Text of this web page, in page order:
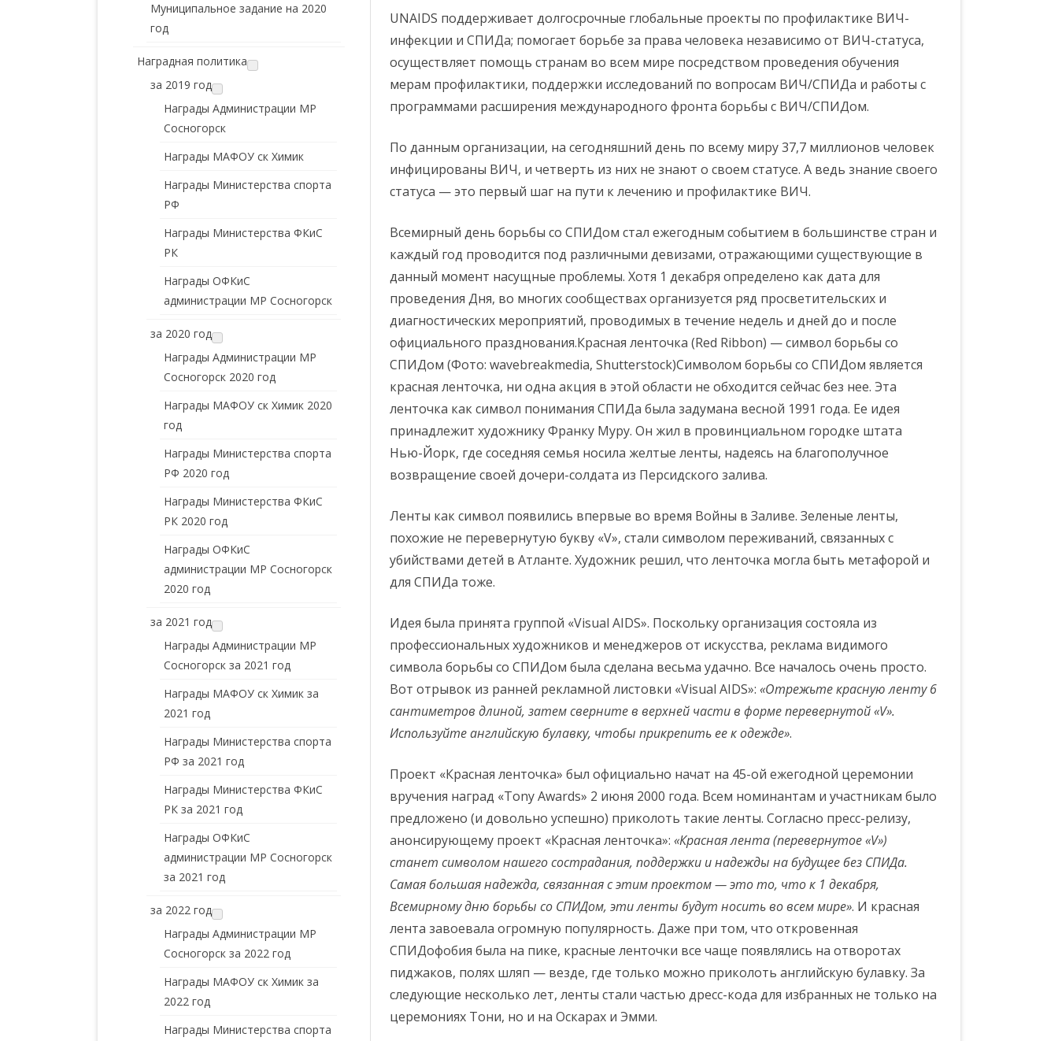
UNAIDS поддерживает долгосрочные глобальные проекты по профилактике ВИЧ-
инфекции и СПИДа; помогает борьбе за права человека независимо от ВИЧ-статуса,
осуществляет помощь странам во всем мире посредством проведения обучения
мерам профилактики, поддержки исследований по вопросам ВИЧ/СПИДа и работы с
программами расширения международного фронта борьбы с ВИЧ/СПИДом.
По данным организации, на сегодняшний день по всему миру 37,7 миллионов человек
инфицированы ВИЧ, и четверть из них не знают о своем статусе. А ведь знание своего
статуса — это первый шаг на пути к лечению и профилактике ВИЧ.
Всемирный день борьбы со СПИДом стал ежегодным событием в большинстве стран и
каждый год проводится под различными девизами, отражающими существующие в
данный момент насущные проблемы. Хотя 1 декабря определено как дата для
проведения Дня, во многих сообществах организуется ряд просветительских и
диагностических мероприятий, проводимых в течение недель и дней до и после
официального празднования.Красная ленточка (Red Ribbon) — символ борьбы со
СПИДом (Фото: wavebreakmedia, Shutterstock)Символом борьбы со СПИДом является
красная ленточка, ни одна акция в этой области не обходится сейчас без нее. Эта
ленточка как символ понимания СПИДа была задумана весной 1991 года. Ее идея
принадлежит художнику Франку Муру. Он жил в провинциальном городке штата
Нью-Йорк, где соседняя семья носила желтые ленты, надеясь на благополучное
возвращение своей дочери-солдата из Персидского залива.
Ленты как символ появились впервые во время Войны в Заливе. Зеленые ленты,
похожие не перевернутую букву «V», стали символом переживаний, связанных с
убийствами детей в Атланте. Художник решил, что ленточка могла быть метафорой и
для СПИДа тоже.
Идея была принята группой «Visual AIDS». Поскольку организация состояла из
профессиональных художников и менеджеров от искусства, реклама видимого
символа борьбы со СПИДом была сделана весьма удачно. Все началось очень просто.
Вот отрывок из ранней рекламной листовки «Visual AIDS»:«Отрежьте красную ленту 6
сантиметров длиной, затем сверните в верхней части в форме перевернутой «V».
Используйте английскую булавку, чтобы прикрепить ее к одежде».
Проект «Красная ленточка» был официально начат на 45-ой ежегодной церемонии
вручения наград «Tony Awards» 2 июня 2000 года. Всем номинантам и участникам было
предложено (и довольно успешно) приколоть такие ленты. Согласно пресс-релизу,
анонсирующему проект «Красная ленточка»:«Красная лента (перевернутое «V»)
станет символом нашего сострадания, поддержки и надежды на будущее без СПИДа.
Самая большая надежда, связанная с этим проектом — это то, что к 1 декабря,
Всемирному дню борьбы со СПИДом, эти ленты будут носить во всем мире». И красная
лента завоевала огромную популярность. Даже при том, что откровенная
СПИДофобия была на пике, красные ленточки все чаще появлялись на отворотах
пиджаков, полях шляп — везде, где только можно приколоть английскую булавку. За
следующие несколько лет, ленты стали частью дресс-кода для избранных не только на
церемониях Тони, но и на Оскарах и Эмми.
Муниципальное задание на 2020
год
Наградная политика
за 2019 год
Награды Администрации МР
Сосногорск
Награды МАФОУ ск Химик
Награды Министерства спорта
РФ
Награды Министерства ФКиС
РК
Награды ОФКиС
администрации МР Сосногорск
за 2020 год
Награды Администрации МР
Сосногорск 2020 год
Награды МАФОУ ск Химик 2020
год
Награды Министерства спорта
РФ 2020 год
Награды Министерства ФКиС
РК 2020 год
Награды ОФКиС
администрации МР Сосногорск
2020 год
за 2021 год
Награды Администрации МР
Сосногорск за 2021 год
Награды МАФОУ ск Химик за
2021 год
Награды Министерства спорта
РФ за 2021 год
Награды Министерства ФКиС
РК за 2021 год
Награды ОФКиС
администрации МР Сосногорск
за 2021 год
за 2022 год
Награды Администрации МР
Сосногорск за 2022 год
Награды МАФОУ ск Химик за
2022 год
Награды Министерства спорта